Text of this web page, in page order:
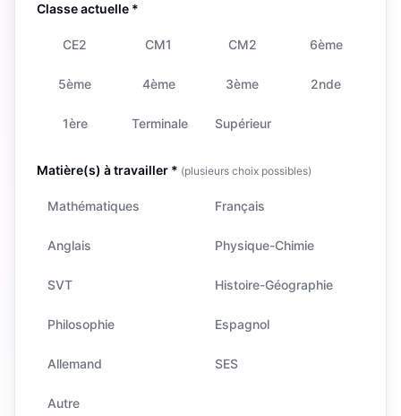
Classe actuelle *
CE2 CM1 CM2 6ème
5ème 4ème 3ème 2nde
1ère Terminale Supérieur
Matière(s) à travailler * (plusieurs choix possibles)
Mathématiques Français
Anglais Physique-Chimie
SVT Histoire-Géographie
Philosophie Espagnol
Allemand SES
Autre